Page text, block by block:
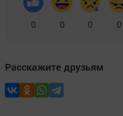
0 0 0 0
Расскажите друзьям